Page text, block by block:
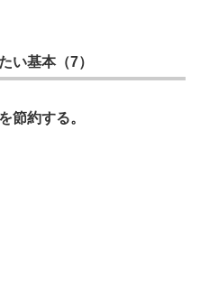
い基本（7）
節約する。